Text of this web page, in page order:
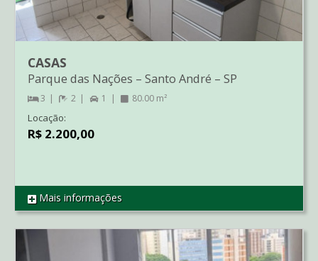
REF CA3257
CASAS
Parque das Nações – Santo André – SP
3 2 1 80.00 m²
Locação:
R$ 2.200,00
Mais informações